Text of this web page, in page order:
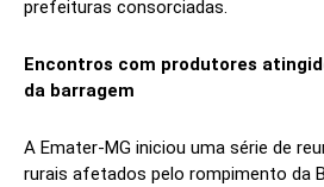
prefeituras consorciadas.
Encontros com produtores
da barragem
A Emater-MG iniciou uma série de
rurais afetados pelo rompimento da